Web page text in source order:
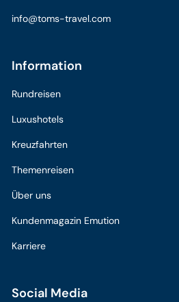
info@toms-travel.com
Information
Rundreisen
Luxushotels
Kreuzfahrten
Themenreisen
Über uns
Kundenmagazin Emution
Karriere
Social Media